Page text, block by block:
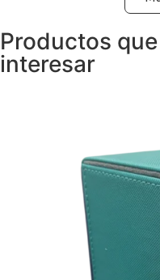
Productos
interesar